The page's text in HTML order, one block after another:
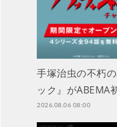
手塚治虫の不朽
ック』がABEMA
2026.08.06 08:00